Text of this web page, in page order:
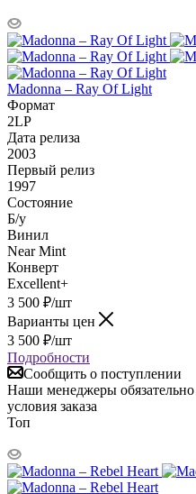
Madonna – Ray Of Light
Формат
2LP
Дата релиза
2003
Первый релиз
1997
Состояние
Б/у
Винил
Near Mint
Конверт
Excellent+
3 500 ₽/шт
Варианты цен
3 500 ₽/шт
Подробности
Сообщить о поступлении
Наши менеджеры
условия заказа
Топ